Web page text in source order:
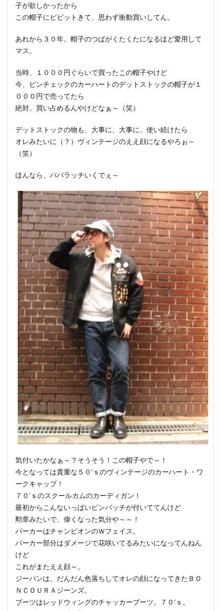
子が欲しかったから
この帽子にビビットきて、思わず衝動買いしてん。
あれから３０年。帽子のつばがくたくたになるほど愛用して
マス。
当時、１０００円ぐらいで買ったこの帽子やけど
今、ピンチェックのカーハートのデットストックの帽子が１
０００円で売ってたら
絶対、買い占めるんやけどなぁ～（笑）
デットストックの物も、大事に、大事に、使い続けたら
オレみたいに（？）ヴィンテージのええ顔になるやろぉ～
（笑）
ほんなら、パパラッチいくでぇ～
気付いたかなぁ～？そうそう！この帽子やで～！
今となっては貴重な５０’ｓのヴィンテージのカーハート・ワ
ークキャップ！
７０’ｓのスクールカムのカーディガン！
最初からこんないっぱいピンバッチが付いててんけど
勲章みたいで、偉くなった気分や～～！
パーカーはチャンピオンのＷフェイス。
パーカー部分はダメージで花咲いてるみたいになってんねん
けど
これがまたええ顔～。
ジーパンは、だんだん色落ちしてオレの顔になってきたＢＯ
ＮＣＯＵＲＡジーンズ。
ブーツはレッドウィングのチャッカーブーツ。７０’ｓ。